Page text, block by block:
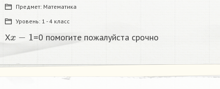
Предмет: Математика
Уровень: 1 - 4 класс
X =0 помогите пожалуйста срочно